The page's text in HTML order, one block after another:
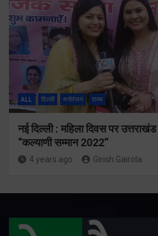
ALL दिल्ली मनोरंजन राज्य
नई दिल्ली : महिला दिवस पर
“कल्याणी सम्मान 2022”
4 years ago Girish Gairola